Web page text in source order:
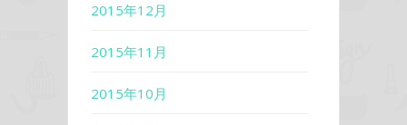
2015年12月
2015年11月
2015年10月